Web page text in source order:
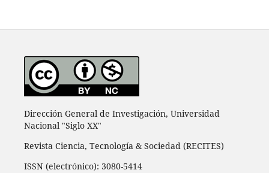
Dirección General de Investigación, Universidad
Nacional "Siglo XX"
Revista Ciencia, Tecnología & Sociedad (RECITES)
ISSN (electrónico): 3080-5414